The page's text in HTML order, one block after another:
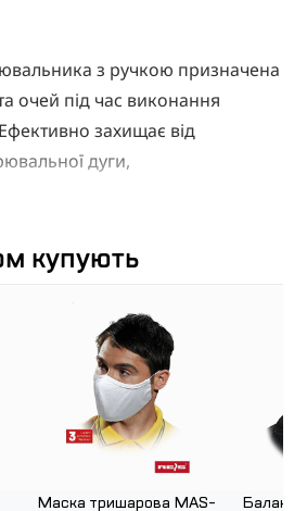
з ручкою призначена
очей під час виконання
захищає від
дуги,
та бризок розплавленого
конструкція забезпечує
маску в процесі
виконаний з
стійкого до високих
пошкоджень.
купують
Маска тришарова MAS-